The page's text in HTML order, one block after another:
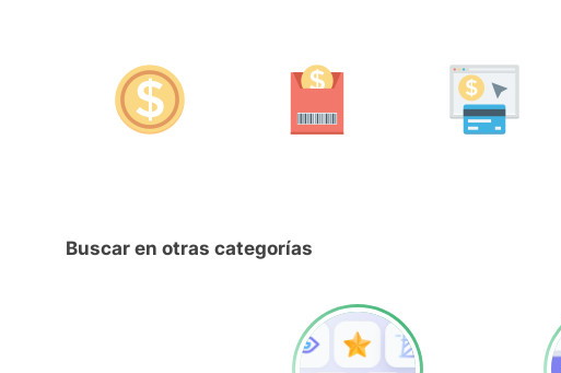
Buscar en otras categorías